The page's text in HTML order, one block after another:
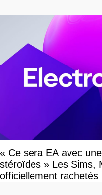
« Ce sera EA avec
stéroïdes » Les Sims,
officiellement rachetés